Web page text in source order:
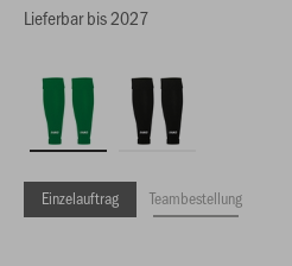
Lieferbar bis 2027
Einzelauftrag Teambestellung